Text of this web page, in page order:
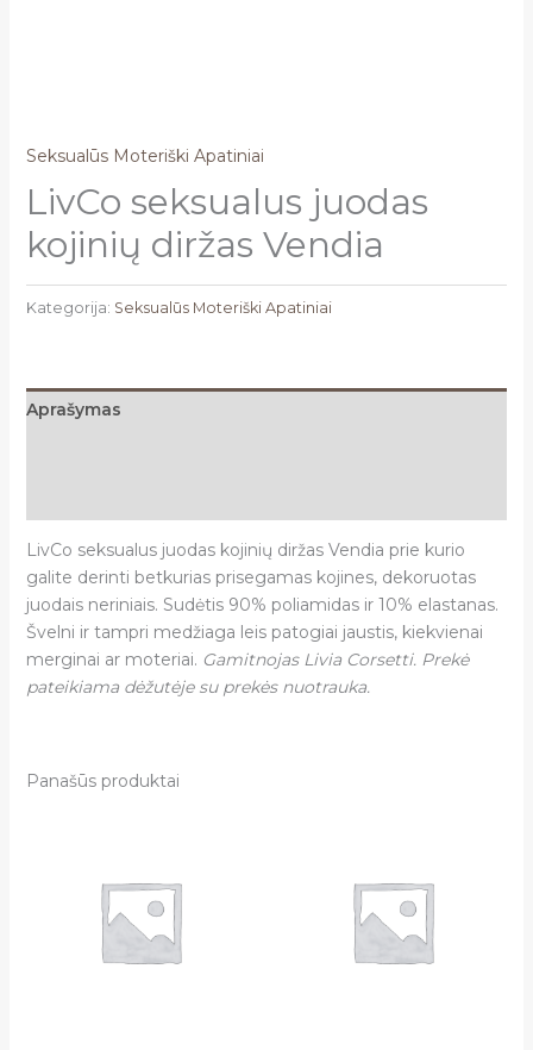
Seksualūs Moteriški Apatiniai
LivCo seksualus juodas
kojinių diržas Vendia
Kategorija: Seksualūs Moteriški Apatiniai
Aprašymas
LivCo seksualus juodas kojinių diržas Vendia prie kurio
galite derinti betkurias prisegamas kojines, dekoruotas
juodais neriniais. Sudėtis 90% poliamidas ir 10% elastanas.
Švelni ir tampri medžiaga leis patogiai jaustis, kiekvienai
merginai ar moteriai. Gamitnojas Livia Corsetti. Prekė
pateikiama dėžutėje su prekės nuotrauka.
Panašūs produktai